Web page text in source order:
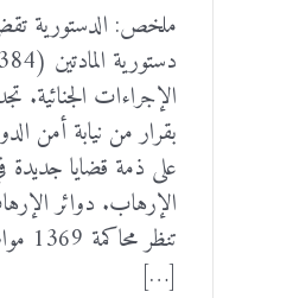
ملخص: الدستورية
الإجراءات
على ذمة قضايا جديدة
الإرهاب. دوائر
[…]